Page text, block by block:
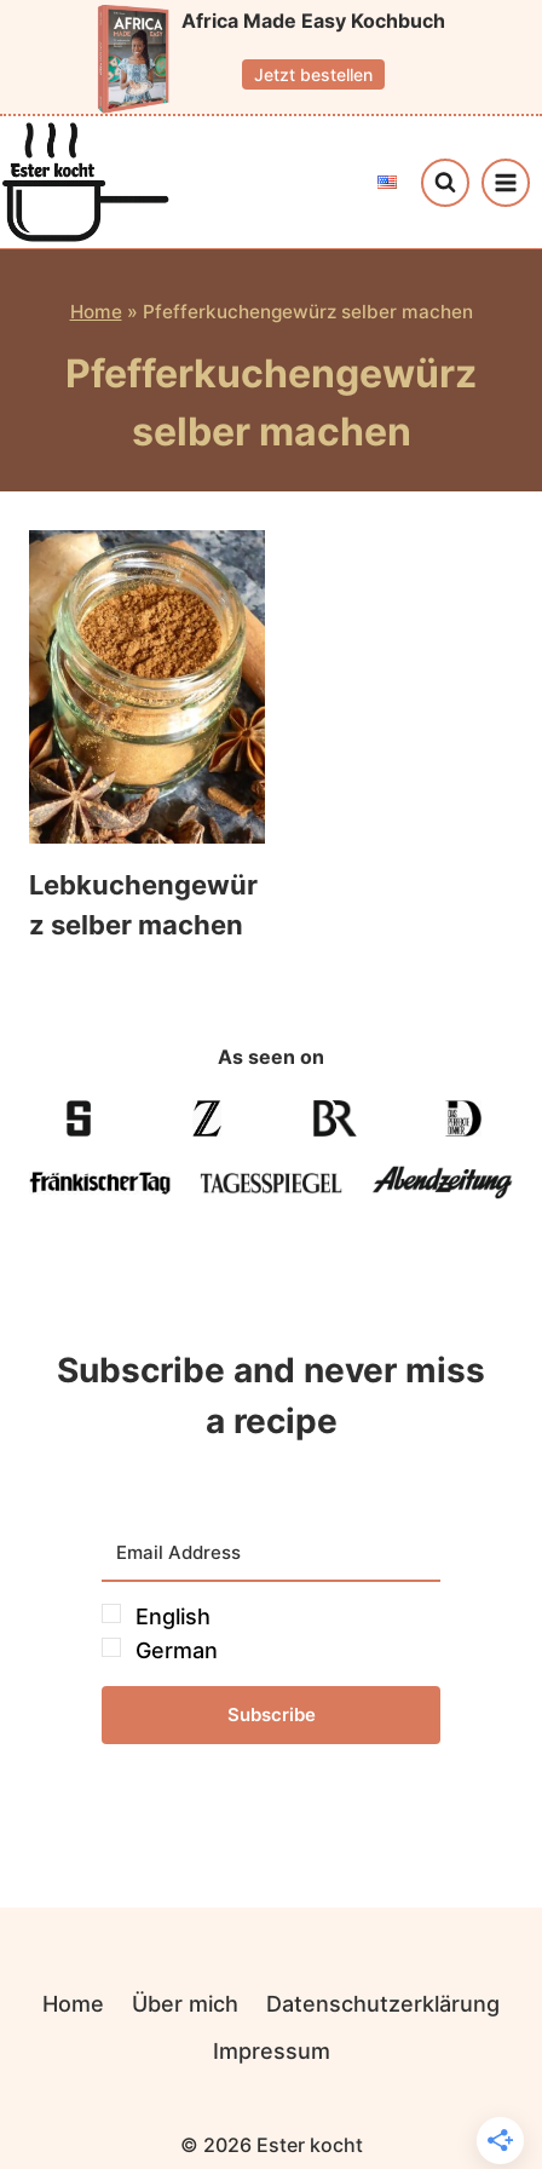
Africa Made Easy Kochbuch
Jetzt bestellen
Home» Pfefferkuchengewürz selber machen
Pfefferkuchengewürz
selber machen
Lebkuchengewür
z selber machen
As seen on
Subscribe and never miss
a recipe
English
German
Subscribe
Home Über mich
Datenschutzerklärung
Impressum
© 2026 Ester kocht